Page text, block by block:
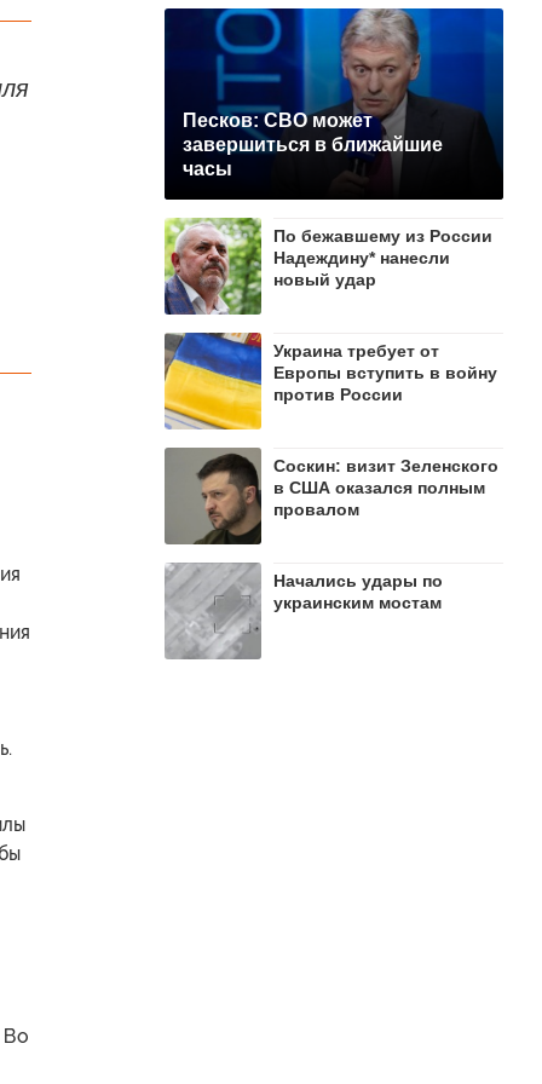
Во
Песков: СВО может
завершиться в ближайшие
часы
По бежавшему из России
Надеждину* нанесли
новый удар
Украина требует от
Европы вступить в войну
против России
Соскин: визит Зеленского
в США оказался полным
провалом
Начались удары по
украинским мостам